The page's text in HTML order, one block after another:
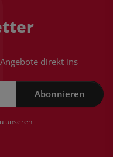
direkt ins
Abonnieren
unseren